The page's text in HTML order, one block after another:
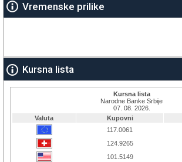
Vremenske prilike
Kursna lista